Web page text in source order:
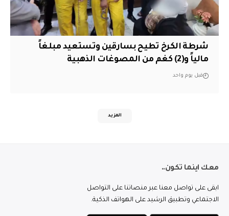
شرطة الكرخ تطيح بسارقين وتستعيد مبلغاً
مالياً و(2) كغم من المصوغات الذهبية
قبل يوم واحد
المزيد
معك اينما تكون..
ابقى على تواصل معنا عبر منصاتنا على التواصل
الاجتماعي وتطبيق الرشيد على الهواتف الذكية.